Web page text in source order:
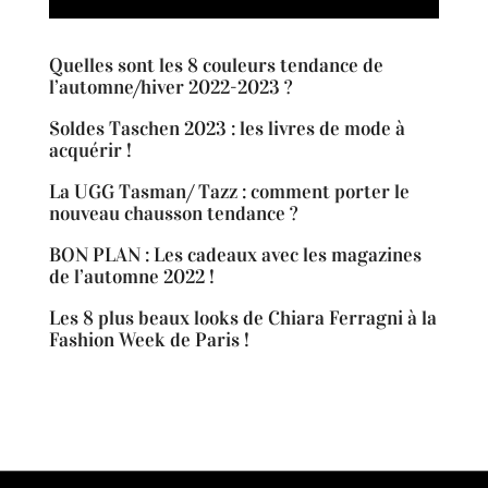
Quelles sont les 8 couleurs tendance de
l’automne/hiver 2022-2023 ?
Soldes Taschen 2023 : les livres de mode à
acquérir !
La UGG Tasman/ Tazz : comment porter le
nouveau chausson tendance ?
BON PLAN : Les cadeaux avec les magazines
de l’automne 2022 !
Les 8 plus beaux looks de Chiara Ferragni à la
Fashion Week de Paris !